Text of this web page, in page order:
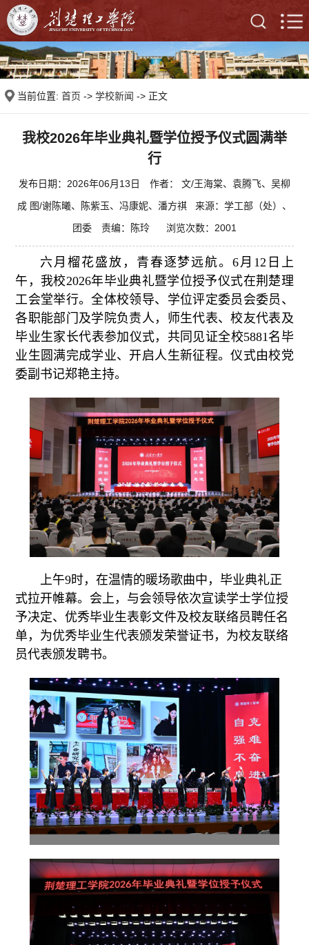
当前位置: 首页 -> 学校新闻 -> 正文
我校2026年毕业典礼暨学位授予仪式圆满举
行
发布日期：2026年06月13日 作者： 文/王海棠、袁腾飞、吴柳
成 图/谢陈曦、陈紫玉、冯康妮、潘方祺 来源：学工部（处）、
团委 责编：陈玲 浏览次数： 2001
六月榴花盛放，青春逐梦远航。6月12日上
午，我校2026年毕业典礼暨学位授予仪式在荆楚理
工会堂举行。全体校领导、学位评定委员会委员、
各职能部门及学院负责人，师生代表、校友代表及
毕业生家长代表参加仪式，共同见证全校5881名毕
业生圆满完成学业、开启人生新征程。仪式由校党
委副书记郑艳主持。
上午9时，在温情的暖场歌曲中，毕业典礼正
式拉开帷幕。会上，与会领导依次宣读学士学位授
予决定、优秀毕业生表彰文件及校友联络员聘任名
单，为优秀毕业生代表颁发荣誉证书，为校友联络
员代表颁发聘书。